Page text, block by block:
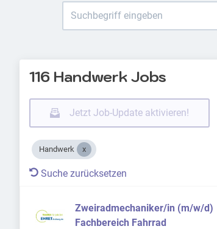
116 Handwerk Jobs
Jetzt Job-Update aktivieren!
Handwerk
Suche zurücksetzen
Zweiradmechaniker/in (m/w/d)
Fachbereich Fahrrad